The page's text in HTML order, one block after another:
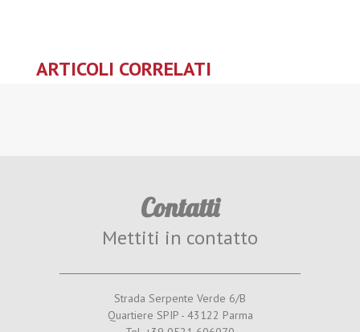
ARTICOLI CORRELATI
Contatti
Mettiti in contatto
Strada Serpente Verde 6/B
Quartiere SPIP - 43122 Parma